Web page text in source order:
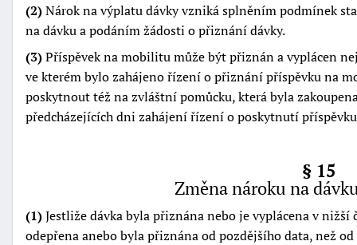
(2)Nárok na výplatu dávky vzniká splněním podmínek
na dávku a podáním žádosti o přiznání dávky.
(3)Příspěvek na mobilitu může být přiznán a vyplácen
ve kterém bylo zahájeno řízení o přiznání příspěvku na
poskytnout též na zvláštní pomůcku, která byla
předcházejících dni zahájení řízení o poskytnutí
§ 15
Změna nároku na
(1)Jestliže dávka byla přiznána nebo je vyplácena v
odepřena anebo byla přiznána od pozdějšího data, než